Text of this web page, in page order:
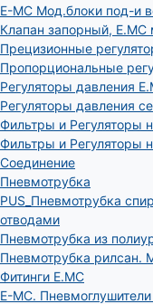
E-MC Мод.блоки под-и
Клапан запорный, E.MC
Прецизионные
Пропорциональные
Регуляторы давления
Регуляторы давления
Фильтры и Регуляторы
Фильтры и Регуляторы
Соединение
Пневмотрубка
PUS_Пневмотрубка
отводами
Пневмотрубка из
Пневмотрубка рилсан.
Фитинги E.MC
E-MC.